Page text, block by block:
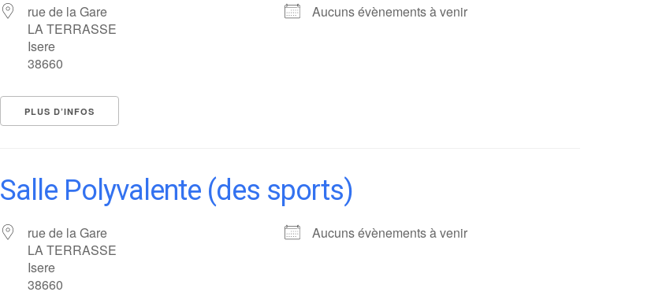
rue de la Gare
LA TERRASSE
Isere
38660
Aucuns évènements à venir
PLUS D’INFOS
Salle Polyvalente (des sports)
rue de la Gare
LA TERRASSE
Isere
38660
Aucuns évènements à venir